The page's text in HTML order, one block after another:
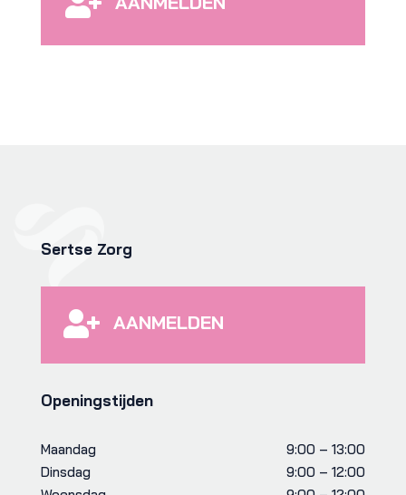
Sertse Zorg
 AANMELDEN
Openingstijden
Maandag
9:00 – 13:00
Dinsdag
9:00 – 12:00